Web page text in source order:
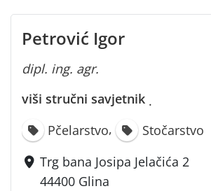
Petrović Igor
dipl. ing. agr.
viši stručni savjetnik ·
Pčelarstvo,
Stočarstvo
Trg bana Josipa Jelačića 2
44400 Glina